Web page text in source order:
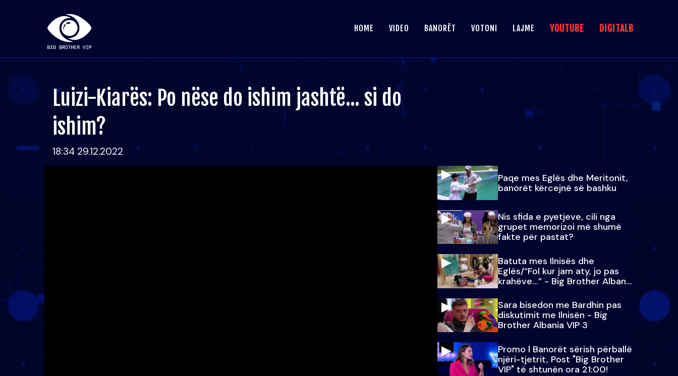
HOME VIDEO BANORËT VOTONI LAJME YOUTUBE DIGITALB
Luizi-Kiarës: Po nëse do ishim jashtë... si do
ishim?
18:34 29.12.2022
Paqe mes Eglës dhe Meritonit,
banorët kërcejnë së bashku
Nis sfida e pyetjeve, cili nga
grupet memorizoi më shumë
fakte për pastat?
Batuta mes Ilnisës dhe
Eglës/“Fol kur jam aty, jo pas
krahëve…” - Big Brother Albania
VIP 3
Sara bisedon me Bardhin pas
diskutimit me Ilnisën - Big
Brother Albania VIP 3
Promo l Banorët sërish përballë
njëri-tjetrit, Post "Big Brother
VIP" të shtunën ora 21:00!